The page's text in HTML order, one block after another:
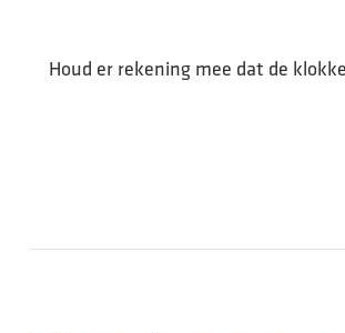
Houd er rekening mee dat de